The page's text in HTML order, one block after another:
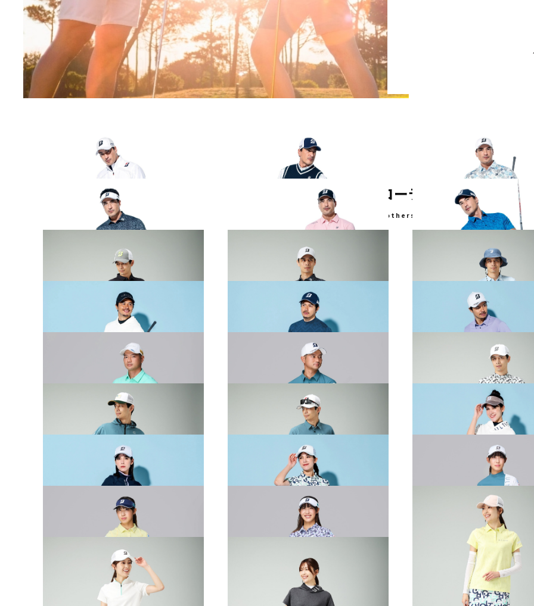
その他のコーディネート
- others -
2026 SPRING & SUMMER WEAR
2026 SPRING & SUMMER WEAR
2026 SPRING & SUMMER
2026 SPRING & SUMMER WEAR
2026 SPRING & SUMMER WEAR
2026 SPRING & SUMMER
COLLECTION
2026 SPRING & SUMMER WEAR
2026 SPRING & SUMMER WEAR
2026 SPRING & SUMMER
2026 SPRING & SUMMER WEAR
2026 SPRING & SUMMER WEAR
2026 SPRING & SUMMER
COLLECTION
2026 SPRING & SUMMER WEAR
2026 SPRING & SUMMER WEAR
COLLECTION
2026 SPRING & SUMMER
2026 SPRING & SUMMER WEAR
2026 SPRING & SUMMER WEAR
2026 SPRING & SUMMER
2026 SPRING & SUMMER WEAR
2026 SPRING & SUMMER WEAR
2026 SPRING & SUMMER
COLLECTION